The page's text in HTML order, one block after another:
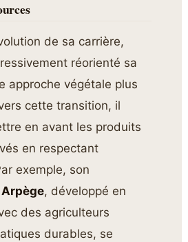
de sa carrière,
réorienté sa
approche végétale plus
cette transition, il
en avant les produits
en respectant
exemple, son
Arpège, développé en
des agriculteurs
durables, se